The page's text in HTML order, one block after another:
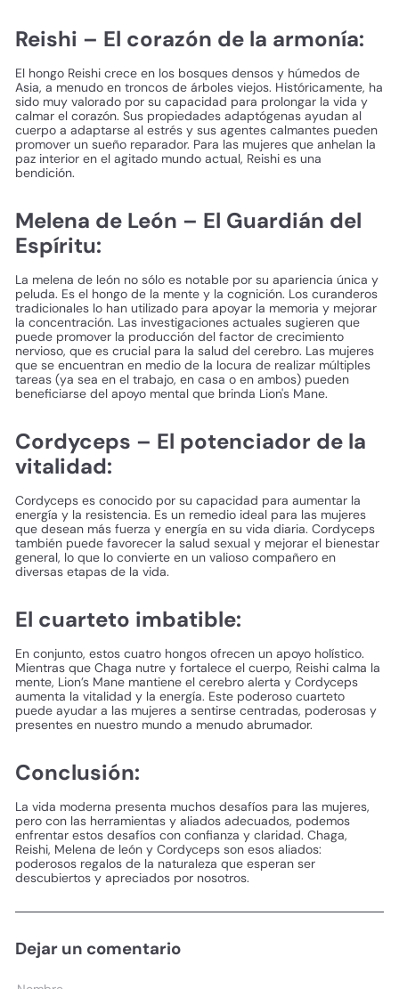
Reishi – El corazón de la armonía:
El hongo Reishi crece en los bosques densos y húmedos de
Asia, a menudo en troncos de árboles viejos. Históricamente, ha
sido muy valorado por su capacidad para prolongar la vida y
calmar el corazón. Sus propiedades adaptógenas ayudan al
cuerpo a adaptarse al estrés y sus agentes calmantes pueden
promover un sueño reparador. Para las mujeres que anhelan la
paz interior en el agitado mundo actual, Reishi es una
bendición.
Melena de León – El Guardián del
Espíritu:
La melena de león no sólo es notable por su apariencia única y
peluda. Es el hongo de la mente y la cognición. Los curanderos
tradicionales lo han utilizado para apoyar la memoria y mejorar
la concentración. Las investigaciones actuales sugieren que
puede promover la producción del factor de crecimiento
nervioso, que es crucial para la salud del cerebro. Las mujeres
que se encuentran en medio de la locura de realizar múltiples
tareas (ya sea en el trabajo, en casa o en ambos) pueden
beneficiarse del apoyo mental que brinda Lion's Mane.
Cordyceps – El potenciador de la
vitalidad:
Cordyceps es conocido por su capacidad para aumentar la
energía y la resistencia. Es un remedio ideal para las mujeres
que desean más fuerza y ​​energía en su vida diaria. Cordyceps
también puede favorecer la salud sexual y mejorar el bienestar
general, lo que lo convierte en un valioso compañero en
diversas etapas de la vida.
El cuarteto imbatible:
En conjunto, estos cuatro hongos ofrecen un apoyo holístico.
Mientras que Chaga nutre y fortalece el cuerpo, Reishi calma la
mente, Lion’s Mane mantiene el cerebro alerta y Cordyceps
aumenta la vitalidad y la energía. Este poderoso cuarteto
puede ayudar a las mujeres a sentirse centradas, poderosas y
presentes en nuestro mundo a menudo abrumador.
Conclusión:
La vida moderna presenta muchos desafíos para las mujeres,
pero con las herramientas y aliados adecuados, podemos
enfrentar estos desafíos con confianza y claridad. Chaga,
Reishi, Melena de león y Cordyceps son esos aliados:
poderosos regalos de la naturaleza que esperan ser
descubiertos y apreciados por nosotros.
Dejar un comentario